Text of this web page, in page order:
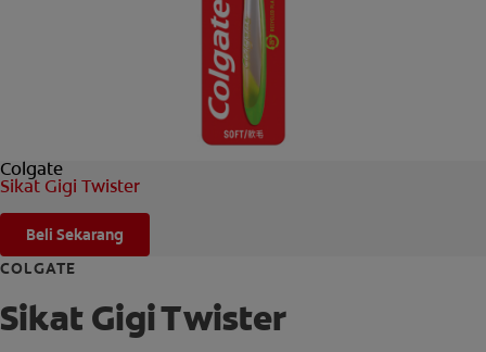
UNTUK PARA PROFESIONAL
Colgate
Sikat Gigi Twister
Beli Sekarang
COLGATE
Sikat Gigi Twister